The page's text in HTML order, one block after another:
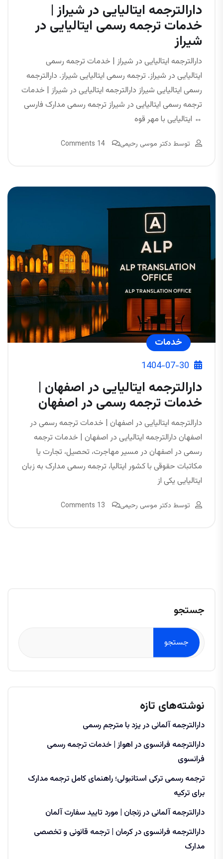
دارالترجمه ایتالیایی در شیراز |
خدمات ترجمه رسمی ایتالیایی در
شیراز
دارالترجمه ایتالیایی در شیراز | خدمات ترجمه رسمی
ایتالیایی در شیراز. ترجمه رسمی ایتالیایی شیراز. دارالترجمه
رسمی ایتالیایی شیراز دارالترجمه ایتالیایی در شیراز | خدمات
ترجمه رسمی ایتالیایی در شیراز ترجمه رسمی مدارک فارسی
↔ ایتالیایی با مهر قوه
توسط دکتر موسی رحیمی 14 Comments
خدمات
1404-07-30
دارالترجمه ایتالیایی در اصفهان |
خدمات ترجمه رسمی در اصفهان
دارالترجمه ایتالیایی در اصفهان | خدمات ترجمه رسمی در
اصفهان دارالترجمه ایتالیایی در اصفهان | خدمات ترجمه
رسمی در اصفهان در مسیر مهاجرت، تحصیل، تجارت یا
مکاتبات حقوقی با کشور ایتالیا، ترجمه رسمی مدارک به زبان
ایتالیایی یکی از
توسط دکتر موسی رحیمی 13 Comments
جستجو
جستجو
نوشته‌های تازه
دارالترجمه آلمانی در یزد با مترجم رسمی
دارالترجمه فرانسوی در اهواز | خدمات ترجمه رسمی
فرانسوی
ترجمه رسمی ترکی استانبولی؛ راهنمای کامل ترجمه مدارک
برای ترکیه
دارالترجمه آلمانی در زنجان | مورد تایید سفارت آلمان
دارالترجمه فرانسوی در کرمان | ترجمه قانونی و تخصصی
مدارک